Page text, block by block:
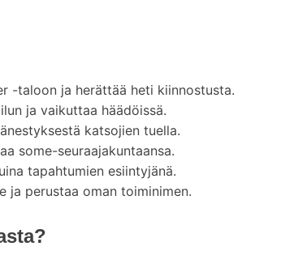
-taloon ja herättää heti kiinnostusta.
ja vaikuttaa häädöissä.
katsojien tuella.
some-seuraajakuntaansa.
tapahtumien esiintyjänä.
ja perustaa oman toiminimen.